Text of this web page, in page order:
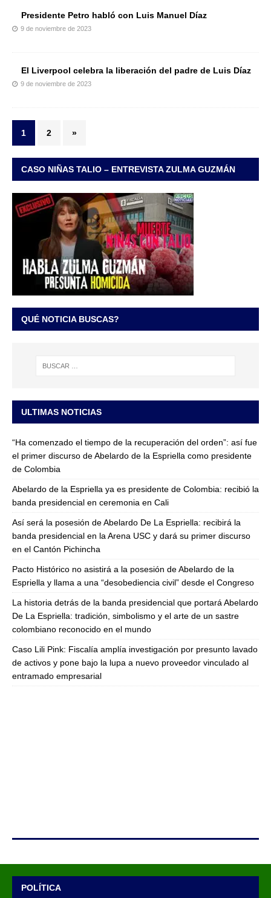
Presidente Petro habló con Luis Manuel Díaz
9 de noviembre de 2023
El Liverpool celebra la liberación del padre de Luis Díaz
9 de noviembre de 2023
1 2 »
CASO NIÑAS TALIO – ENTREVISTA ZULMA GUZMÁN
QUÉ NOTICIA BUSCAS?
ULTIMAS NOTICIAS
“Ha comenzado el tiempo de la recuperación del orden”: así fue
el primer discurso de Abelardo de la Espriella como presidente
de Colombia
Abelardo de la Espriella ya es presidente de Colombia: recibió la
banda presidencial en ceremonia en Cali
Así será la posesión de Abelardo De La Espriella: recibirá la
banda presidencial en la Arena USC y dará su primer discurso
en el Cantón Pichincha
Pacto Histórico no asistirá a la posesión de Abelardo de la
Espriella y llama a una “desobediencia civil” desde el Congreso
La historia detrás de la banda presidencial que portará Abelardo
De La Espriella: tradición, simbolismo y el arte de un sastre
colombiano reconocido en el mundo
Caso Lili Pink: Fiscalía amplía investigación por presunto lavado
de activos y pone bajo la lupa a nuevo proveedor vinculado al
entramado empresarial
POLÍTICA